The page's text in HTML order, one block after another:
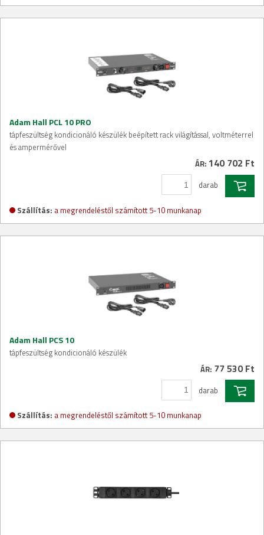
Adam Hall PCL 10 PRO
tápfeszültség kondicionáló készülék beépített rack világítással, voltméterrel
és ampermérővel
ÁR: 140 702 Ft
darab
Szállítás: a megrendeléstől számított 5-10 munkanap
Adam Hall PCS 10
tápfeszültség kondicionáló készülék
ÁR: 77 530 Ft
darab
Szállítás: a megrendeléstől számított 5-10 munkanap